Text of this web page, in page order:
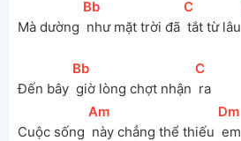
Mà dường
[Bb
như mặt trời đã
[
C
tắt từ lâu
Đến bây
[Bb
giờ lòng chợt nhận
[
C
ra
Cuộc sống
[
Am
này chẳng thể thiếu
[Dm
em